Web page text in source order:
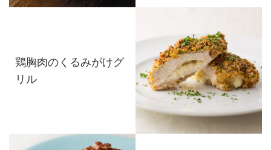
鶏胸肉のくるみがけグ
リル